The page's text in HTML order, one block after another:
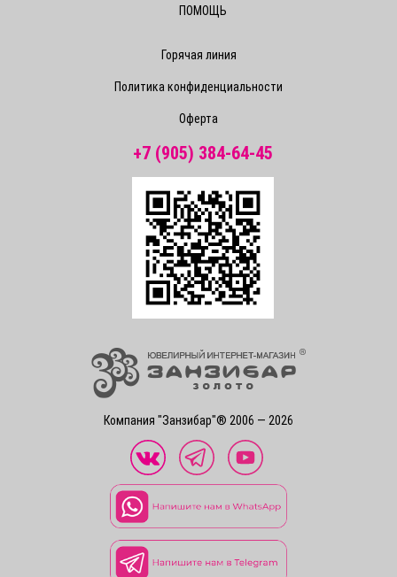
Компания "Занзибар"® 2006 — 2026
ПОМОЩЬ
Горячая линия
Политика конфиденциальности
Оферта
+7 (905) 384-64-45